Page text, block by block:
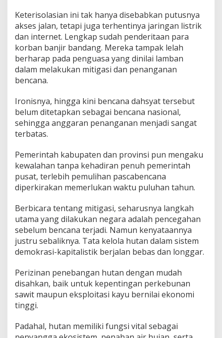
Keterisolasian ini tak hanya disebabkan putusnya
akses jalan, tetapi juga terhentinya jaringan listrik
dan internet. Lengkap sudah penderitaan para
korban banjir bandang. Mereka tampak lelah
berharap pada penguasa yang dinilai lamban
dalam melakukan mitigasi dan penanganan
bencana.
Ironisnya, hingga kini bencana dahsyat tersebut
belum ditetapkan sebagai bencana nasional,
sehingga anggaran penanganan menjadi sangat
terbatas.
Pemerintah kabupaten dan provinsi pun mengaku
kewalahan tanpa kehadiran penuh pemerintah
pusat, terlebih pemulihan pascabencana
diperkirakan memerlukan waktu puluhan tahun.
Berbicara tentang mitigasi, seharusnya langkah
utama yang dilakukan negara adalah pencegahan
sebelum bencana terjadi. Namun kenyataannya
justru sebaliknya. Tata kelola hutan dalam sistem
demokrasi-kapitalistik berjalan bebas dan longgar.
Perizinan penebangan hutan dengan mudah
disahkan, baik untuk kepentingan perkebunan
sawit maupun eksploitasi kayu bernilai ekonomi
tinggi.
Padahal, hutan memiliki fungsi vital sebagai